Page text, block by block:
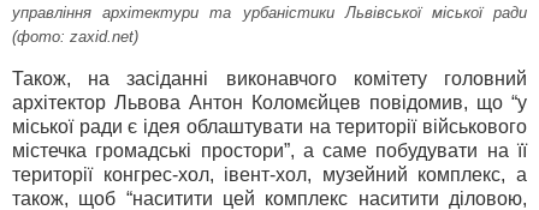
управління архітектури та урбаністики Львівської міської ради
(фото: zaxid.net)
Також, на засіданні виконавчого комітету головний
архітектор Львова Антон Коломєйцев повідомив, що “у
міської ради є ідея облаштувати на території військового
містечка громадські простори”, а саме побудувати на її
території конгрес-хол, івент-хол, музейний комплекс, а
також, щоб “наситити цей комплекс наситити діловою,